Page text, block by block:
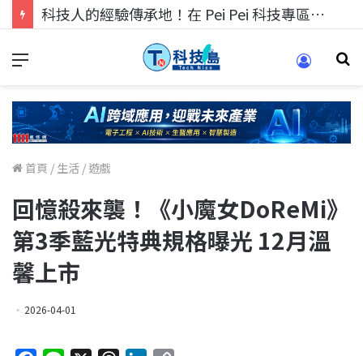
科技人的經驗傳承地！在 Pei Pei 科技專區，與學弟妹交流最硬核的技術
首頁 / 生活 / 遊戲
回憶殺來襲！《小魔女DoReMi》
第3季藍光特典規格曝光 12月溫
馨上市
2026-04-01